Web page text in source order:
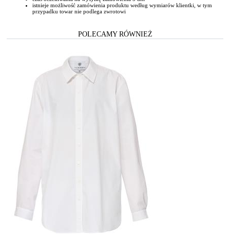
istnieje możliwość zamówienia produktu według wymiarów klientki, w tym
przypadku towar nie podlega zwrotowi
POLECAMY RÓWNIEŻ